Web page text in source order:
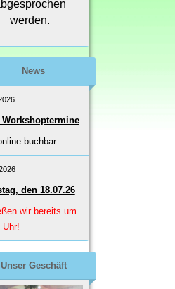
werden.
News
Workshoptermine
buchbar.
den 18.07.26
wir bereits um
Uhr!
Unser Geschäft